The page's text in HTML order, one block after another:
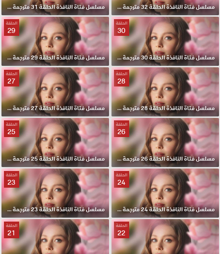
مسلسل فتاة النافذة الحلقة 32 مترجمة HD مسلسل فتاة النافذة الحلقة 31 مترجمة HD
الحلقة
30
مسلسل فتاة النافذة الحلقة 30 مترجمة HD
الحلقة
29
مسلسل فتاة النافذة الحلقة 29 مترجمة HD
الحلقة
28
مسلسل فتاة النافذة الحلقة 28 مترجمة HD
الحلقة
27
مسلسل فتاة النافذة الحلقة 27 مترجمة HD
الحلقة
26
مسلسل فتاة النافذة الحلقة 26 مترجمة HD
الحلقة
25
مسلسل فتاة النافذة الحلقة 25 مترجمة HD
الحلقة
24
مسلسل فتاة النافذة الحلقة 24 مترجمة HD
الحلقة
23
مسلسل فتاة النافذة الحلقة 23 مترجمة HD
الحلقة
22
الحلقة
21